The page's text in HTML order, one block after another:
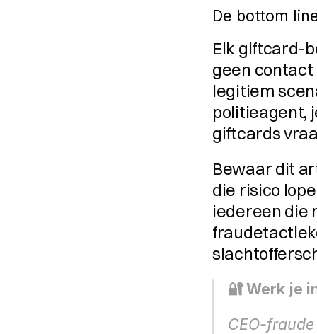
De bottom
Elk giftcard-
geen contact
legitiem
politieagent,
giftcards
Bewaar dit
die risico
iedereen die
🔐 Werk je
CEO-